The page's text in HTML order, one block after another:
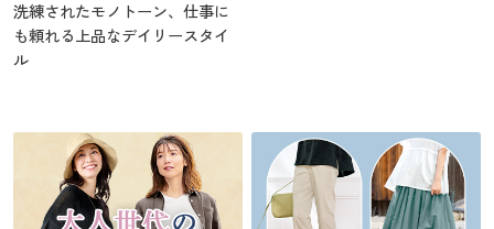
洗練されたモノトーン、仕事に
も頼れる上品なデイリースタイ
ル